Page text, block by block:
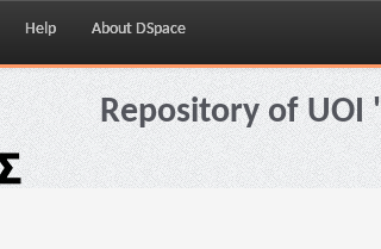
Help About DSpace
Repository of UOI